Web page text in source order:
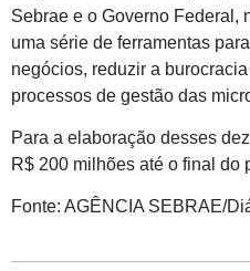
Sebrae e o Governo Federal,
uma série de ferramentas
negócios, reduzir a
processos de gestão das
Para a elaboração desses
R$ 200 milhões até o final do
Fonte: AGÊNCIA SEBRAE/